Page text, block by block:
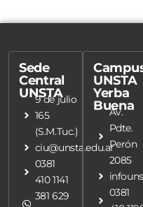
Sede
Central
UNSTA
9 de julio
165
(S.M.Tuc.)
ciu@unsta.edu.ar
0381
410 1141
381 629
UNSTA
Yerba
Buena
Av.
Pdte.
Perón
2085
0381